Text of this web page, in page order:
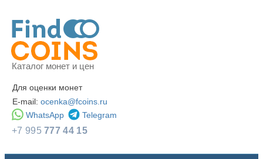
Каталог монет и цен
Для оценки монет
E-mail: ocenka@fcoins.ru
WhatsApp
Telegram
+7 995777 44 15